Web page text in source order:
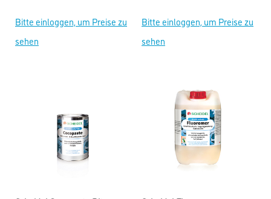
Bitte einloggen, um Preise zu
sehen
Bitte einloggen, um Preise zu
sehen